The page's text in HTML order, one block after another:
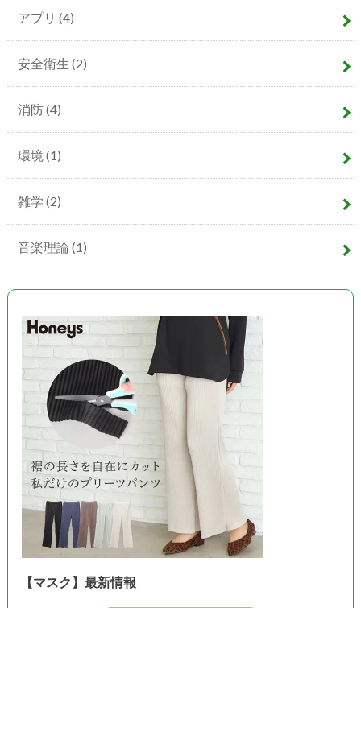
アプリ (4)
安全衛生 (2)
消防(4)
環境 (1)
雑学 (2)
音楽理論 (1)
【マスク】最新情報